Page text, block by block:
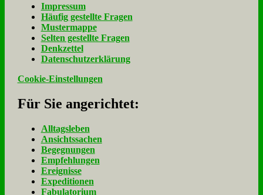
Im­pres­sum
Häu­fig ge­stell­te Fra­gen
Mu­ster­map­pe
Sel­ten ge­stell­te Fra­gen
Denk­zet­tel
Da­ten­schutz­er­klä­rung
Cookie-Einstellungen
Für Sie an­ge­rich­tet:
Alltagsleben
Ansichtssachen
Begegnungen
Empfehlungen
Ereignisse
Expeditionen
Fabulatorium